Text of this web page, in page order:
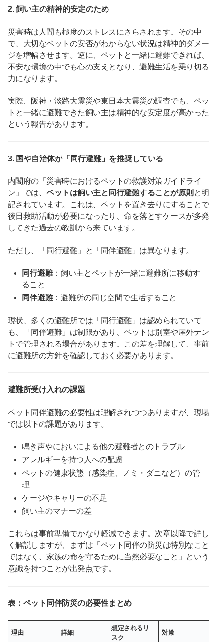
2. 飼い主の精神的安定のため
災害時は人間も極度のストレスにさらされます。その中
で、大切なペットの安否がわからない状況は精神的ダメー
ジを増幅させます。逆に、ペットと一緒に避難できれば、
不安な環境の中でも心の支えとなり、避難生活を乗り切る
力になります。
実際、阪神・淡路大震災や東日本大震災の調査でも、ペッ
トと一緒に避難できた飼い主は精神的な安定度が高かった
という報告があります。
3. 国や自治体が「同行避難」を推奨している
内閣府の「災害時におけるペットの救護対策ガイドライ
ン」では、 ペットは飼い主と同行避難することが原則 と明
記されています。これは、ペットを置き去りにすることで
後日救助活動が必要になったり、命を落とすケースが多発
してきた過去の教訓から来ています。
ただし、「同行避難」と「同伴避難」は異なります。
同行避難：飼い主とペットが一緒に避難所に移動す
ること
同伴避難：避難所の同じ空間で生活すること
現状、多くの避難所では「同行避難」は認められていて
も、「同伴避難」は制限があり、ペットは別室や屋外テン
トで管理される場合があります。この差を理解して、事前
に避難所の方針を確認しておく必要があります。
避難所受け入れの課題
ペット同伴避難の必要性は理解されつつありますが、現場
では以下の課題があります。
鳴き声やにおいによる他の避難者とのトラブル
アレルギーを持つ人への配慮
ペットの健康状態（感染症、ノミ・ダニなど）の管
理
ケージやキャリーの不足
飼い主のマナーの差
これらは事前準備でかなり軽減できます。次章以降で詳し
く解説しますが、まずは「ペット同伴の防災は特別なこと
ではなく、家族の命を守るために当然必要なこと」という
意識を持つことが出発点です。
表：ペット同伴防災の必要性まとめ
理由 詳細
想定されるリ
スク
対策